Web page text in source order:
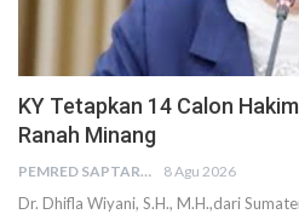
KY Tetapkan 14 Calon
Ranah Minang
PEMRED SAPTARIUS 8 Agu 2026
Dr. Dhifla Wiyani, S.H., M.H.,dari